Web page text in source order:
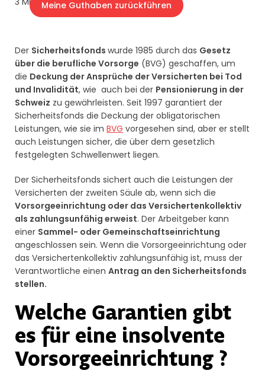
Meine Guthaben zurückführen
Der Sicherheitsfonds wurde 1985 durch das Gesetz
über die berufliche Vorsorge (BVG) geschaffen, um
die Deckung der Ansprüche der Versicherten bei Tod
und Invalidität, wie auch bei der Pensionierung in der
Schweiz zu gewährleisten. Seit 1997 garantiert der
Sicherheitsfonds die Deckung der obligatorischen
Leistungen, wie sie im BVG vorgesehen sind, aber er stellt
auch Leistungen sicher, die über dem gesetzlich
festgelegten Schwellenwert liegen.
Der Sicherheitsfonds sichert auch die Leistungen der
Versicherten der zweiten Säule ab, wenn sich die
Vorsorgeeinrichtung oder das Versichertenkollektiv
als zahlungsunfähig erweist. Der Arbeitgeber kann
einer Sammel- oder Gemeinschaftseinrichtung
angeschlossen sein. Wenn die Vorsorgeeinrichtung oder
das Versichertenkollektiv zahlungsunfähig ist, muss der
Verantwortliche einen Antrag an den Sicherheitsfonds
stellen.
Welche Garantien gibt
es für eine insolvente
Vorsorgeeinrichtung ?